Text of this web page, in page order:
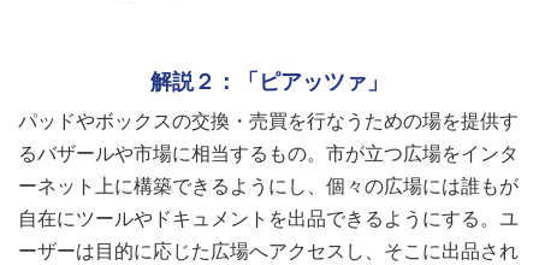
解説２：「ピアッツァ」
パッドやボックスの交換・売買を行なうための場を提供す
るバザールや市場に相当するもの。市が立つ広場をインタ
ーネット上に構築できるようにし、個々の広場には誰もが
自在にツールやドキュメントを出品できるようにする。ユ
ーザーは目的に応じた広場へアクセスし、そこに出品され